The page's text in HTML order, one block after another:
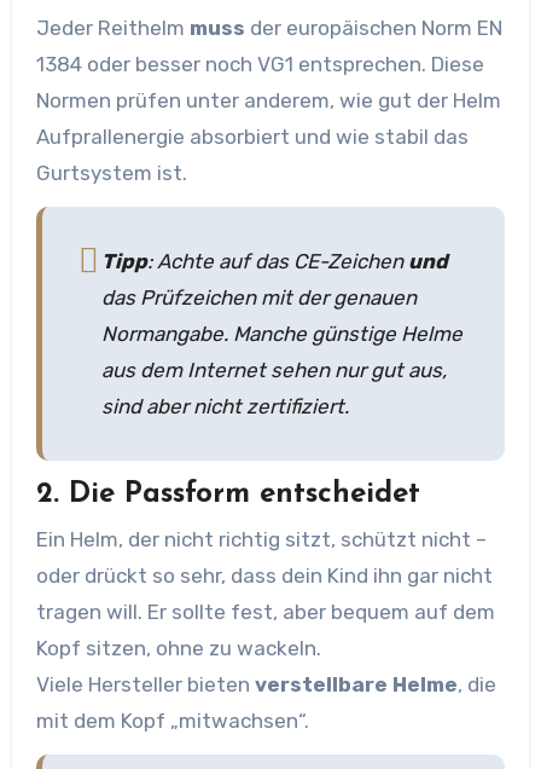
Jeder Reithelm muss der europäischen Norm EN
1384 oder besser noch VG1 entsprechen. Diese
Normen prüfen unter anderem, wie gut der Helm
Aufprallenergie absorbiert und wie stabil das
Gurtsystem ist.
Tipp: Achte auf das CE-Zeichen und
das Prüfzeichen mit der genauen
Normangabe. Manche günstige Helme
aus dem Internet sehen nur gut aus,
sind aber nicht zertifiziert.
2. Die Passform entscheidet
Ein Helm, der nicht richtig sitzt, schützt nicht –
oder drückt so sehr, dass dein Kind ihn gar nicht
tragen will. Er sollte fest, aber bequem auf dem
Kopf sitzen, ohne zu wackeln.
Viele Hersteller bieten verstellbare Helme, die
mit dem Kopf „mitwachsen“.